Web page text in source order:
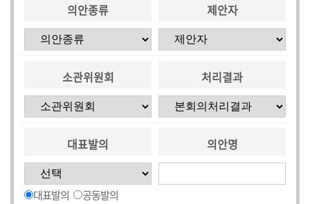
의안종류 제안자
소관위원회 처리결과
대표발의
대표발의 공동발의
의안명